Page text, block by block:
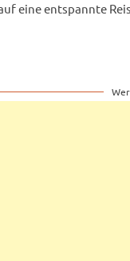
eine entspannte